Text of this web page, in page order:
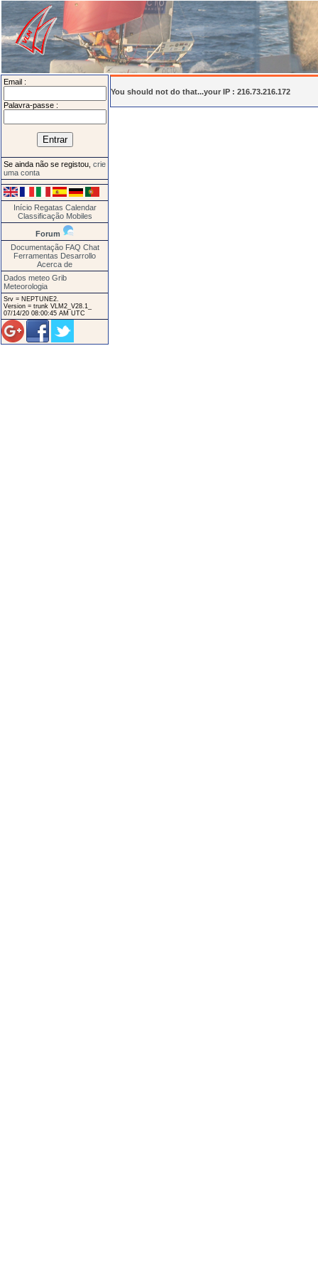
Email :
Palavra-passe :
Se ainda não se registou, crie
uma conta
Início Regatas Calendar
Classificação Mobiles
Forum
Documentação FAQ Chat
Ferramentas Desarrollo
Acerca de
Dados meteo Grib
Meteorologia
Srv = NEPTUNE2.
Version = trunk VLM2_V28.1_
07/14/20 08:00:45 AM UTC
You should not do that...your IP : 216.73.216.172